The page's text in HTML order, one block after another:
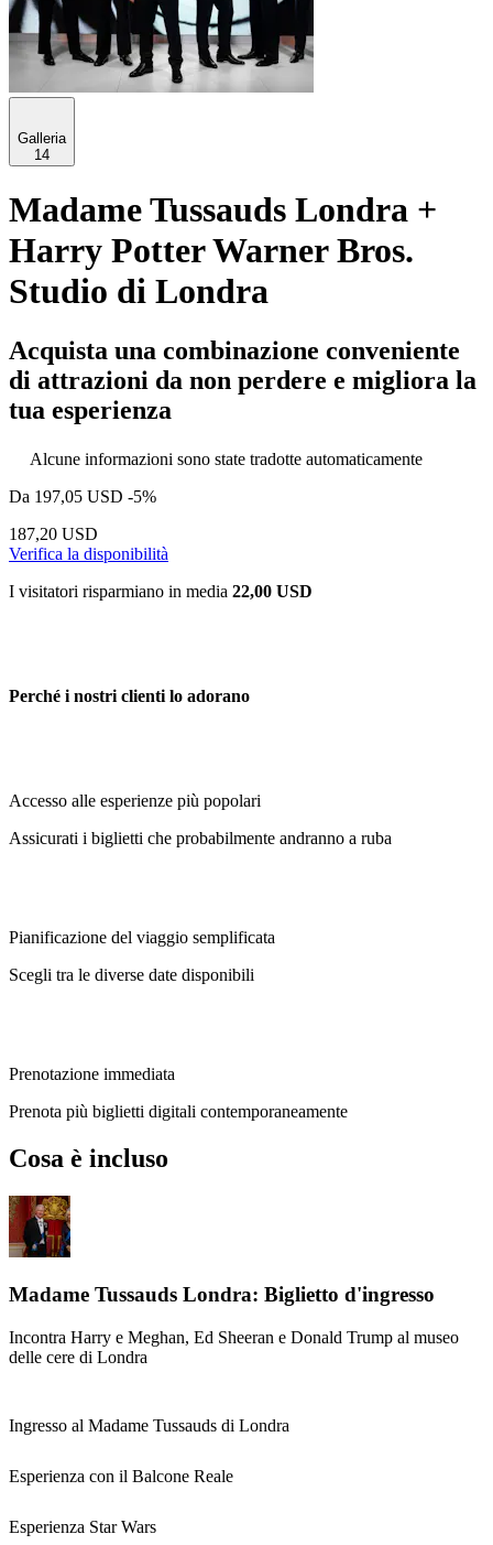
Galleria
14
Madame Tussauds Londra +
Harry Potter Warner Bros.
Studio di Londra
Acquista una combinazione conveniente
di attrazioni da non perdere e migliora la
tua esperienza
Alcune informazioni sono state tradotte automaticamente
Da 197,05 USD -5%
187,20 USD
Verifica la disponibilità
I visitatori risparmiano in media 22,00 USD
Perché i nostri clienti lo adorano
Accesso alle esperienze più popolari
Assicurati i biglietti che probabilmente andranno a ruba
Pianificazione del viaggio semplificata
Scegli tra le diverse date disponibili
Prenotazione immediata
Prenota più biglietti digitali contemporaneamente
Cosa è incluso
Madame Tussauds Londra: Biglietto d'ingresso
Incontra Harry e Meghan, Ed Sheeran e Donald Trump al museo
delle cere di Londra
Ingresso al Madame Tussauds di Londra
Esperienza con il Balcone Reale
Esperienza Star Wars